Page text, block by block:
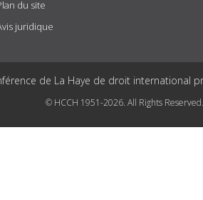
du site
juridique
de La Haye de droit international
© HCCH 1951-2026. All Rights Reserved.